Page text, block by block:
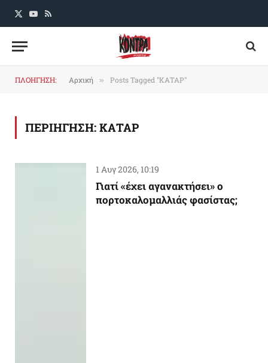
X
YouTube
RSS
ΠΛΟΗΓΗΣΗ: Αρχική » Posts Tagged "ΚΑΤΑΡ"
ΠΕΡΙΗΓΗΣΗ:ΚΑΤΑΡ
1 Αυγ 2026, 10:19
Γιατί «έχει αγανακτήσει» ο
πορτοκαλομαλλιάς φασίστας;